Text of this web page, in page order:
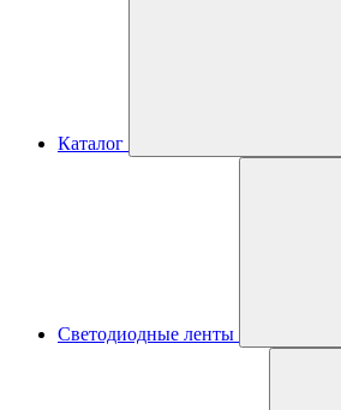
Каталог
Светодиодные ленты